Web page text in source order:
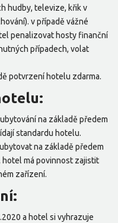
hudby, televize, křik v
v případě vážné
penalizovat hosty finanční
případech, volat
potvrzení hotelu zdarma.
na základě předem
standardu hotelu.
na základě předem
má povinnost zajistit
zařízení.
a hotel si vyhrazuje